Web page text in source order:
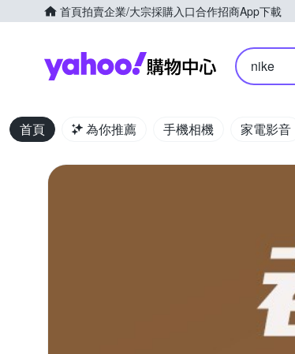
首頁拍賣企業/大宗採購入口合作招商App下載
Yahoo購物中心
nike
首頁 為你推薦 手機相機 家電影音